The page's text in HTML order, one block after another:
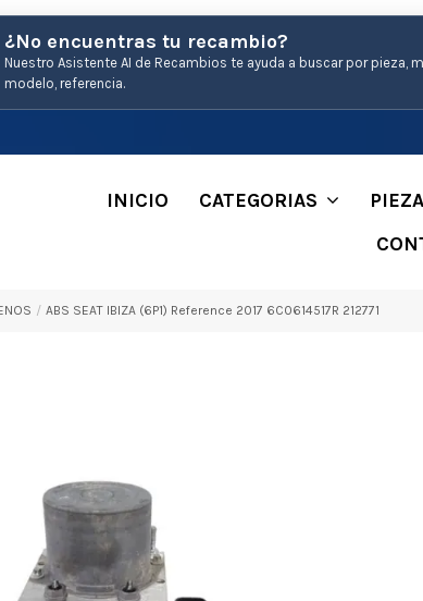
¿No encuentras tu recambio?
Nuestro Asistente AI de Recambios te ayuda a buscar por pieza,
modelo, referencia.
INICIO CATEGORIAS
ABS SEAT IBIZA (6P1) Reference 2017 6C0614517R 212771